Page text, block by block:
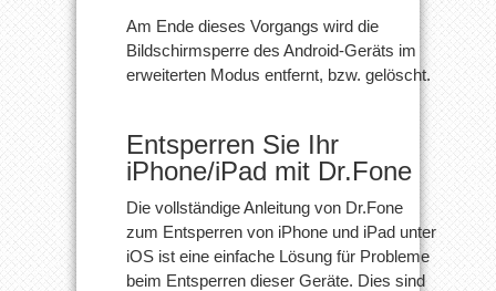
Am Ende dieses Vorgangs wird die
Bildschirmsperre des Android-Geräts im
erweiterten Modus entfernt, bzw. gelöscht.
Entsperren Sie Ihr
iPhone/iPad mit Dr.Fone
Die vollständige Anleitung von Dr.Fone
zum Entsperren von iPhone und iPad unter
iOS ist eine einfache Lösung für Probleme
beim Entsperren dieser Geräte. Dies sind